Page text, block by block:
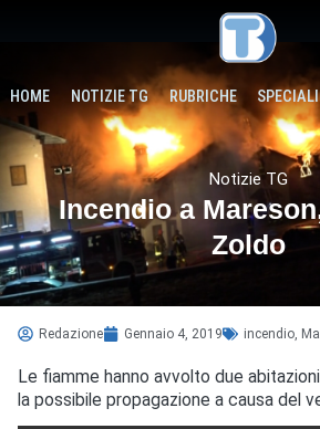
HOME NOTIZIE TG RUBRICHE SPECIALI
Notizie TG
Incendio a
Zoldo
Redazione Gennaio 4, 2019 incendio
Le fiamme hanno avvolto due
la possibile propagazione a causa del